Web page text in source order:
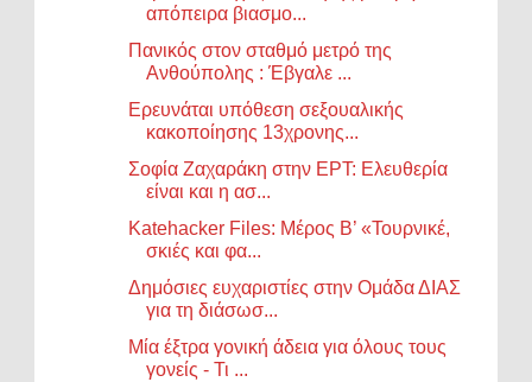
απόπειρα βιασμο...
Πανικός στον σταθμό μετρό της
Ανθούπολης : Έβγαλε ...
Ερευνάται υπόθεση σεξουαλικής
κακοποίησης 13χρονης...
Σοφία Ζαχαράκη στην ΕΡΤ: Ελευθερία
είναι και η ασ...
Katehacker Files: Μέρος Β’ «Τουρνικέ,
σκιές και φα...
Δημόσιες ευχαριστίες στην Ομάδα ΔΙΑΣ
για τη διάσωσ...
Μία έξτρα γονική άδεια για όλους τους
γονείς - Τι ...